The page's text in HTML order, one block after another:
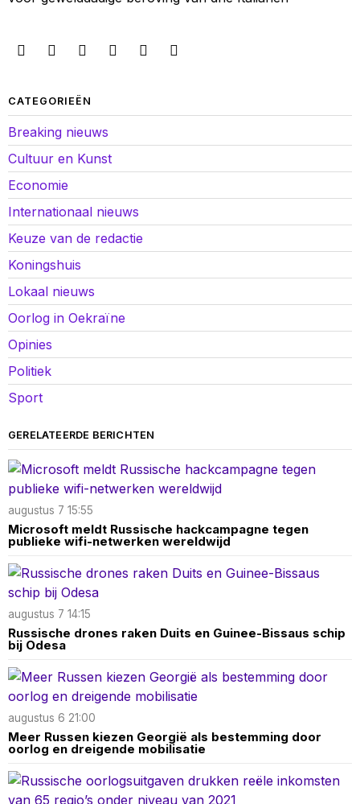
CATEGORIEËN
Breaking nieuws
Cultuur en Kunst
Economie
Internationaal nieuws
Keuze van de redactie
Koningshuis
Lokaal nieuws
Oorlog in Oekraïne
Opinies
Politiek
Sport
GERELATEERDE BERICHTEN
augustus 7 15:55
Microsoft meldt Russische hackcampagne tegen
publieke wifi-netwerken wereldwijd
augustus 7 14:15
Russische drones raken Duits en Guinee-Bissaus schip
bij Odesa
augustus 6 21:00
Meer Russen kiezen Georgië als bestemming door
oorlog en dreigende mobilisatie